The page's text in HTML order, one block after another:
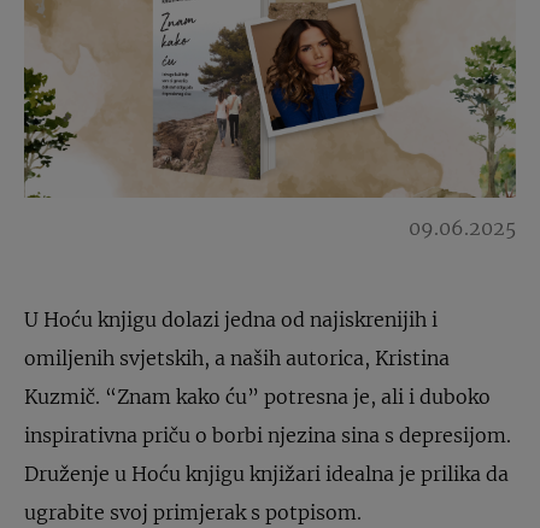
09.06.2025
U Hoću knjigu dolazi jedna od najiskrenijih i
omiljenih svjetskih, a naših autorica, Kristina
Kuzmič. “Znam kako ću” potresna je, ali i duboko
inspirativna priču o borbi njezina sina s depresijom.
Druženje u Hoću knjigu knjižari idealna je prilika da
ugrabite svoj primjerak s potpisom.